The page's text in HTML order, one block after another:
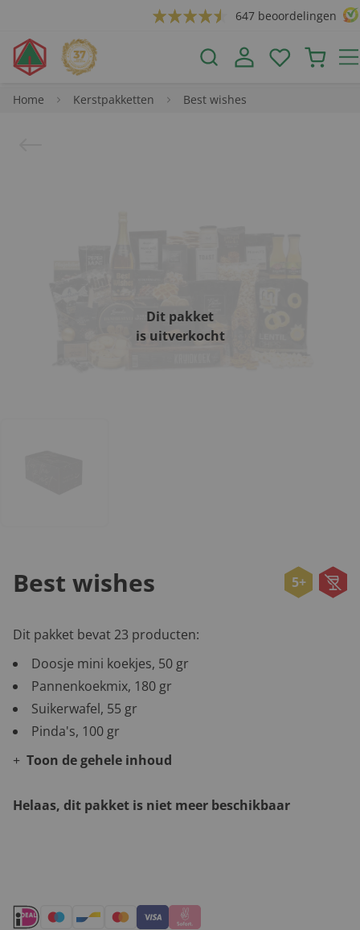
647 beoordelingen
Home Kerstpakketten Best wishes
Dit pakket
is uitverkocht
Best wishes 5+
Dit pakket bevat 23 producten:
Doosje mini koekjes, 50 gr
Pannenkoekmix, 180 gr
Suikerwafel, 55 gr
Pinda's, 100 gr
Toon de gehele inhoud
Helaas, dit pakket is niet meer beschikbaar